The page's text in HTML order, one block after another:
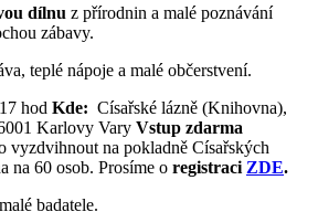
dílnu z přírodnin a malé poznávání
zábavy.
teplé nápoje a malé občerstvení.
hod Kde: Císařské lázně (Knihovna),
Karlovy Vary Vstup zdarma
vyzdvihnout na pokladně Císařských
na 60 osob. Prosíme o registraci ZDE.
badatele.